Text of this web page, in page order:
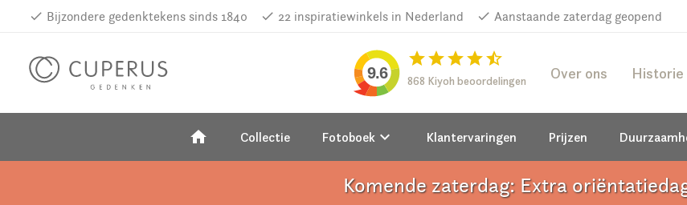
done Bijzondere gedenktekens sinds 1840 done 22 inspiratiewinkels in Nederland done Aanstaande zaterdag geopend
9.6
starstarstarstarstar_half
868 Kiyoh beoordelingen Over ons Historie
home Collectie Fotoboekkeyboard_arrow_down Klantervaringen Prijzen
Komende zaterdag: Extra